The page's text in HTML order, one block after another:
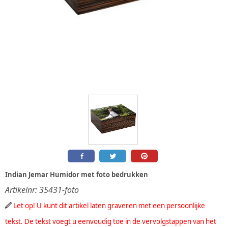
Indian Jemar Humidor met foto bedrukken
Artikelnr:35431-foto
Let op! U kunt dit artikel laten graveren met een persoonlijke
tekst. De tekst voegt u eenvoudig toe in de vervolgstappen van het